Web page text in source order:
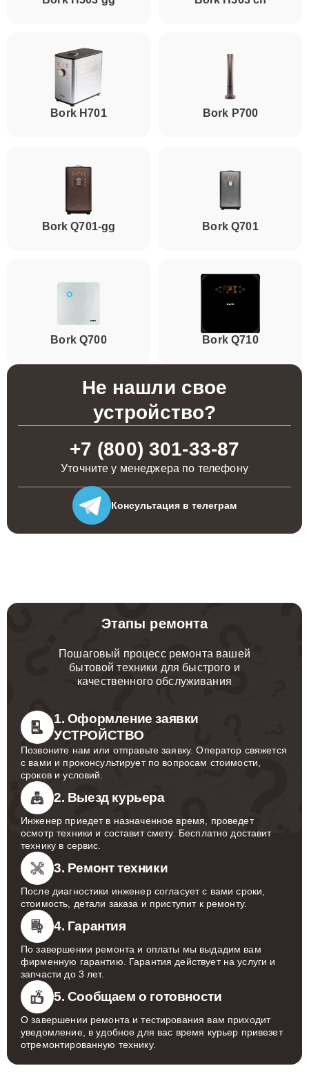
Bork H701 Bork P700
Bork Q701-gg Bork Q701
Bork Q700 Bork Q710
Не нашли свое
устройство?
+7 (800) 301-33-87
Уточните у менеджера по телефону
Консультация в телеграм
Этапы ремонта
Пошаговый процесс ремонта вашей
бытовой техники для быстрого и
качественного обслуживания
1. Оформление заявки
УСТРОЙСТВО
Позвоните нам или отправьте заявку. Оператор свяжется
с вами и проконсультирует по вопросам стоимости,
сроков и условий.
2. Выезд курьера
Инженер приедет в назначенное время, проведет
осмотр техники и составит смету. Бесплатно доставит
технику в сервис.
3. Ремонт техники
После диагностики инженер согласует с вами сроки,
стоимость, детали заказа и приступит к ремонту.
4. Гарантия
По завершении ремонта и оплаты мы выдадим вам
фирменную гарантию. Гарантия действует на услуги и
запчасти до 3 лет.
5. Сообщаем о готовности
О завершении ремонта и тестирования вам приходит
уведомление, в удобное для вас время курьер привезет
отремонтированную технику.